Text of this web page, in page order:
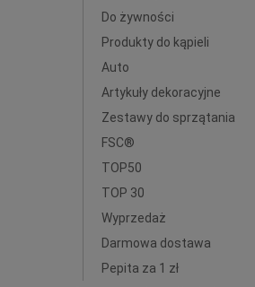
Do żywności
Produkty do kąpieli
Auto
Artykuły dekoracyjne
Zestawy do sprzątania
FSC®
TOP50
TOP 30
Wyprzedaż
Darmowa dostawa
Pepita za 1 zł